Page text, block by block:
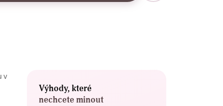
v
Výhody, které
nechcete minout